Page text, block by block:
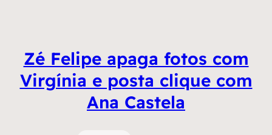
Zé Felipe apaga fotos com
Virgínia e posta clique com
Ana Castela